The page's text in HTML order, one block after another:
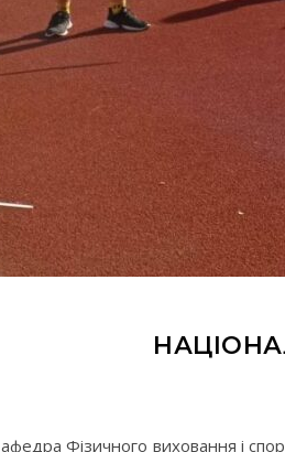
афедра Фізичного виховання і